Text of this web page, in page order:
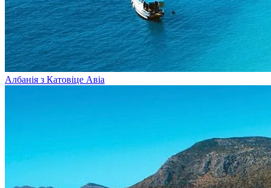
Албанія з Катовіце Авіа